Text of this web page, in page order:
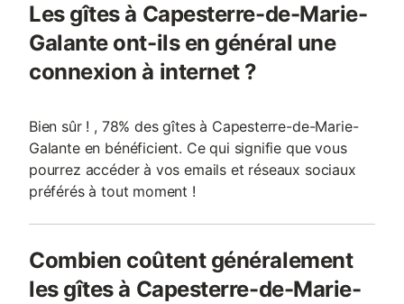
Les gîtes à Capesterre-de-Marie-
Galante ont-ils en général une
connexion à internet ?
Bien sûr ! , 78% des gîtes à Capesterre-de-Marie-
Galante en bénéficient. Ce qui signifie que vous
pourrez accéder à vos emails et réseaux sociaux
préférés à tout moment !
Combien coûtent généralement
les gîtes à Capesterre-de-Marie-